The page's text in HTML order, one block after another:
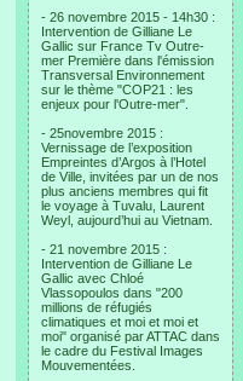
- 26 novembre 2015 - 14h30 :
Intervention de Gilliane Le
Gallic sur France Tv Outre-
mer Première dans l'émission
Transversal Environnement
sur le thème "COP21 : les
enjeux pour l'Outre-mer".
- 25novembre 2015 :
Vernissage de l’exposition
Empreintes d’Argos à l’Hotel
de Ville, invitées par un de nos
plus anciens membres qui fit
le voyage à Tuvalu, Laurent
Weyl, aujourd’hui au Vietnam.
- 21 novembre 2015 :
Intervention de Gilliane Le
Gallic avec Chloé
Vlassopoulos dans "200
millions de réfugiés
climatiques et moi et moi et
moi" organisé par ATTAC dans
le cadre du Festival Images
Mouvementées.